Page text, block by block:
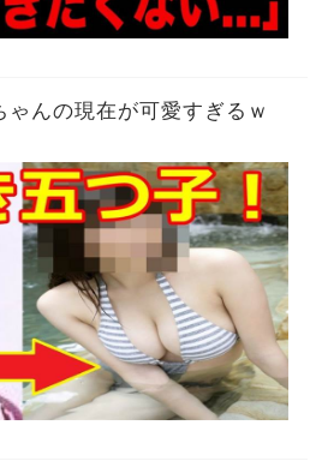
んの現在が可愛すぎるｗ